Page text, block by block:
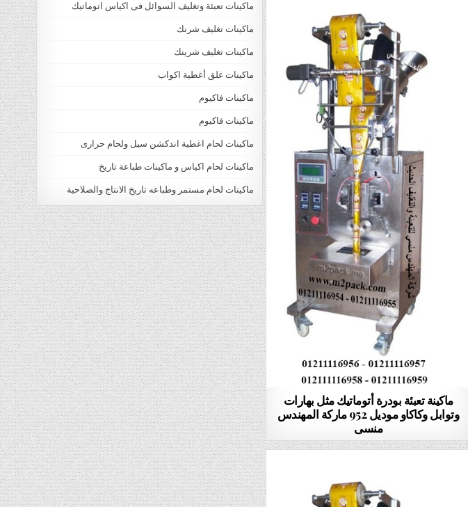
ماكينة تعبئة بودرة أتوماتيك مثل بهارات
وتوابل وكاكاو موديل 952 ماركة المهندس
منسى
ماكينات تعبئة وتغليف السوائل فى اكياس اتوماتيك
ماكينات تغليف شرنك
ماكينات تغليف شرينك
ماكينات غلق أغطية اكواب
ماكينات فاكيوم
ماكينات فاكيوم
ماكينات لحام اغطية اندكشن سيل ولحام حرارى
ماكينات لحام اكياس و ماكينات طباعة تاريخ
ماكينات لحام مستمر وطباعه تاريخ الانتاج والصلاحية